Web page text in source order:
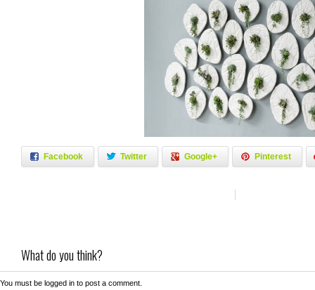
Facebook Twitter Google+ Pinterest
What do you think?
You must be logged in to post a comment.